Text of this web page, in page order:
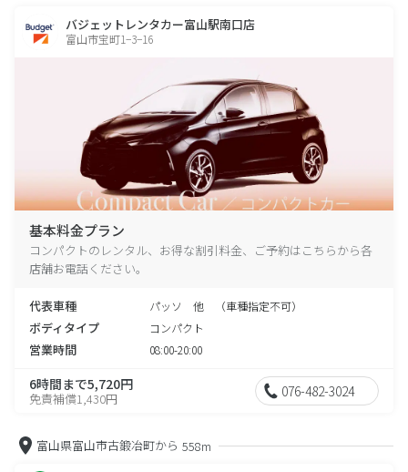
バジェットレンタカー富山駅南口店
富山市宝町1−3−16
基本料金プラン
コンパクトのレンタル、お得な割引料金、ご予約はこちらから各
店舗お電話ください。
代表車種 パッソ 他 （車種指定不可）
ボディタイプ コンパクト
営業時間 08:00-20:00
6時間まで5,720円
免責補償1,430円 076-482-3024
富山県富山市古鍛冶町から 558m